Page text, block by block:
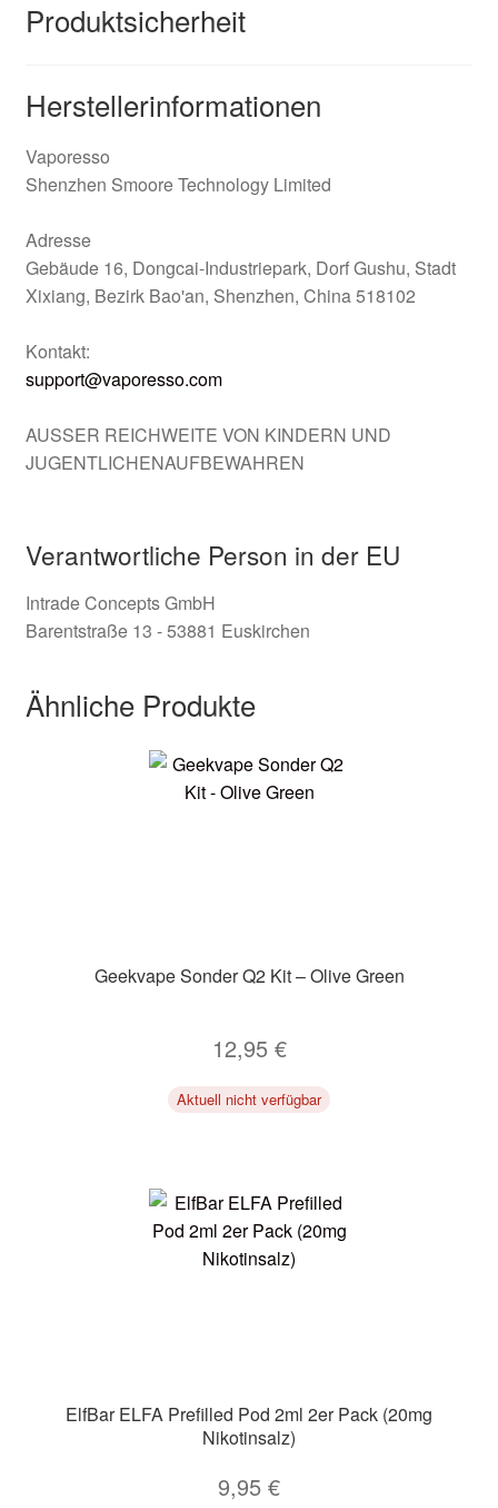
Produktsicherheit
Herstellerinformationen
Vaporesso
Shenzhen Smoore Technology Limited
Adresse
Gebäude 16, Dongcai-Industriepark, Dorf Gushu, Stadt
Xixiang, Bezirk Bao'an, Shenzhen, China 518102
Kontakt:
support@vaporesso.com
AUSSER REICHWEITE VON KINDERN UND
JUGENTLICHENAUFBEWAHREN
Verantwortliche Person in der EU
Intrade Concepts GmbH
Barentstraße 13 - 53881 Euskirchen
Ähnliche Produkte
Geekvape Sonder Q2 Kit – Olive Green
12,95 €
Aktuell nicht verfügbar
ElfBar ELFA Prefilled Pod 2ml 2er Pack (20mg
Nikotinsalz)
9,95 €